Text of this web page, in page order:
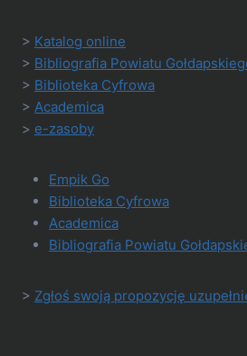
> Katalog online
> Bibliografia Powiatu
> Biblioteka Cyfrowa
> Academica
> e-zasoby
Empik Go
Biblioteka Cyfrowa
Academica
Bibliografia Powiatu
> Zgłoś swoją propozycję